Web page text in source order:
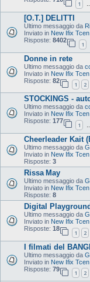
1
[O.T.] DELITTI
Ultimo messaggio da
Inviato in New Ifix
Risposte: 8402
1
Donne in rete
Ultimo messaggio da
Inviato in New Ifix
Risposte: 82
1 2
STOCKINGS -
Ultimo messaggio da
Inviato in New Ifix
Risposte: 177
1
Cheerleader Kait
Ultimo messaggio da
Inviato in New Ifix
Risposte: 3
Rissa May
Ultimo messaggio da
Inviato in New Ifix
Risposte: 8
Digital Playground
Ultimo messaggio da
Inviato in New Ifix
Risposte: 18
1 2
I filmati del
Ultimo messaggio da
Inviato in New Ifix
Risposte: 79
1 2